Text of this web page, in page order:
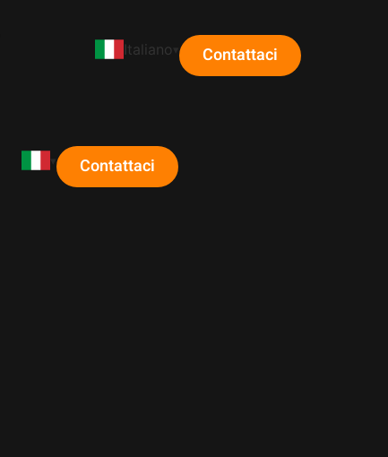
Italiano Contattaci
Contattaci